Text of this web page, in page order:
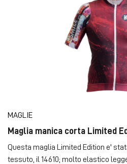
MAGLIE
Maglia manica corta Limited
Questa maglia Limited Edition e'
tessuto, il 14610; molto elastico